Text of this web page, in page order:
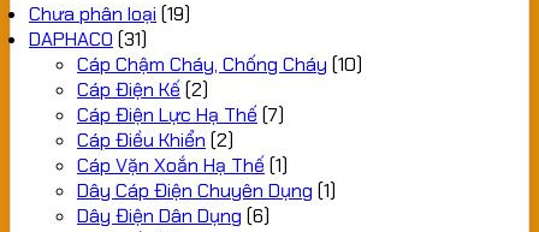
Chưa phân loại (19)
DAPHACO (31)
Cáp Chậm Cháy, Chống Cháy (10)
Cáp Điện Kế (2)
Cáp Điện Lực Hạ Thế (7)
Cáp Điều Khiển (2)
Cáp Vặn Xoắn Hạ Thế (1)
Dây Cáp Điện Chuyên Dụng (1)
Dây Điện Dân Dụng (6)